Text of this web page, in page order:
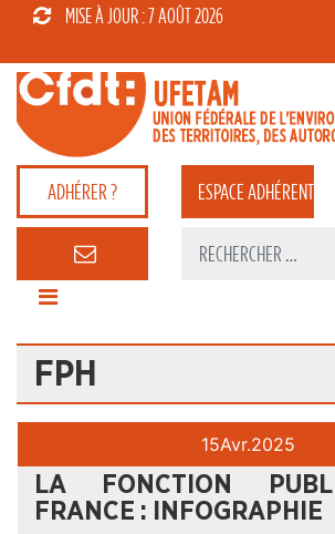
MISE À JOUR : 7 AOÛT 2026
ADHÉRER ? ESPACEADHÉRENT
FPH
15Avr.2025
LA FONCTION
FRANCE : INFOGRAPHIE